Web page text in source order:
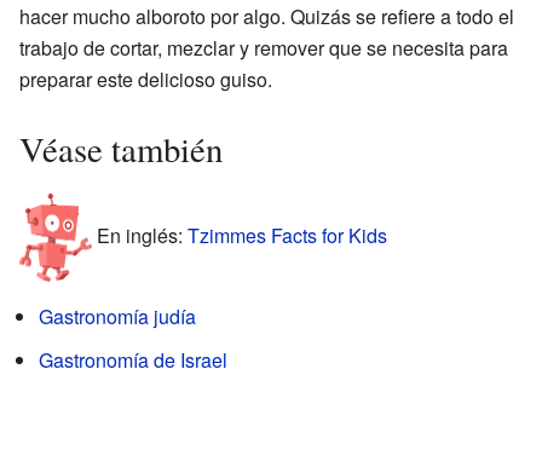
hacer mucho alboroto por algo. Quizás se refiere a todo el
trabajo de cortar, mezclar y remover que se necesita para
preparar este delicioso guiso.
Véase también
En inglés: Tzimmes Facts for Kids
Gastronomía judía
Gastronomía de Israel